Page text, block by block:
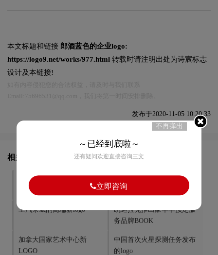
本文标题和链接 郎酒蓝色的企业logo:
https://logo9.net/works/977.html 转载时请注明出处为诗宸标志
设计及本链接!
发布于2020-11-05 10:20:33
相关文章推荐
知名运动鞋品牌Converse品
牌升级
国内体育垂直类网站虎扑体
育更名虎扑
上汽荣威的高端新logo
凯迪拉克推出豪华车预定服
务品牌BOOK
加拿大国家艺术中心新
LOGO
中国首次火星探测任务发布
的logo
不再弹出
～已经到底啦～
还有疑问欢迎直接咨询三文
立即咨询